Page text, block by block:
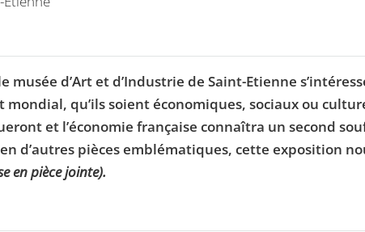
d’Art et d’Industrie de Saint-Etienne
qu’ils soient économiques, sociaux ou
et l’économie française connaîtra un second
d’autres pièces emblématiques, cette exposition
en pièce jointe).